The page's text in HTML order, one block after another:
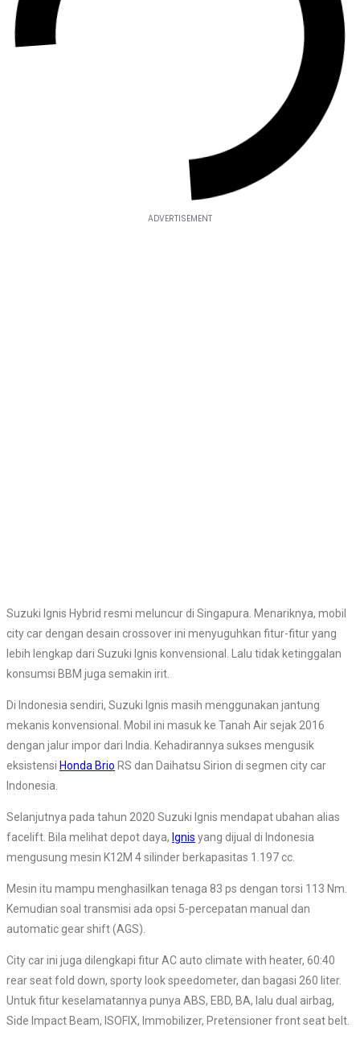
Suzuki Ignis Hybrid resmi meluncur di Singapura. Menariknya, mobil
city car dengan desain crossover ini menyuguhkan fitur-fitur yang
lebih lengkap dari Suzuki Ignis konvensional. Lalu tidak ketinggalan
konsumsi BBM juga semakin irit.
Di Indonesia sendiri, Suzuki Ignis masih menggunakan jantung
mekanis konvensional. Mobil ini masuk ke Tanah Air sejak 2016
dengan jalur impor dari India. Kehadirannya sukses mengusik
eksistensi Honda Brio RS dan Daihatsu Sirion di segmen city car
Indonesia.
Selanjutnya pada tahun 2020 Suzuki Ignis mendapat ubahan alias
facelift. Bila melihat depot daya, Ignis yang dijual di Indonesia
mengusung mesin K12M 4 silinder berkapasitas 1.197 cc.
Mesin itu mampu menghasilkan tenaga 83 ps dengan torsi 113 Nm.
Kemudian soal transmisi ada opsi 5-percepatan manual dan
automatic gear shift (AGS).
City car ini juga dilengkapi fitur AC auto climate with heater, 60:40
rear seat fold down, sporty look speedometer, dan bagasi 260 liter.
Untuk fitur keselamatannya punya ABS, EBD, BA, lalu dual airbag,
Side Impact Beam, ISOFIX, Immobilizer, Pretensioner front seat belt.